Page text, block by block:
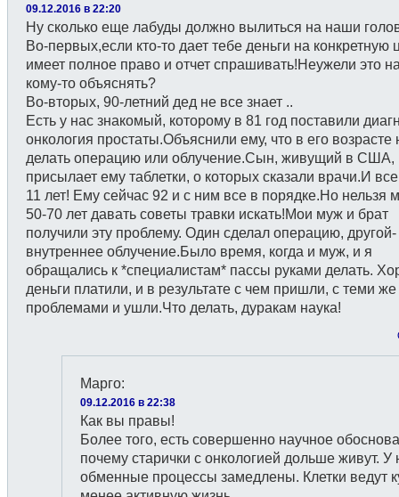
09.12.2016 в 22:20
Ну сколько еще лабуды должно вылиться на наши
Во-первых,если кто-то дает тебе деньги на конкретную
имеет полное право и отчет спрашивать!Неужели это
кому-то объяснять?
Во-вторых, 90-летний дед не все знает ..
Есть у нас знакомый, которому в 81 год поставили
онкология простаты.Объяснили ему, что в его возрасте
делать операцию или облучение.Сын, живущий в США,
присылает ему таблетки, о которых сказали врачи.И
11 лет! Ему сейчас 92 и с ним все в порядке.Но нельзя
50-70 лет давать советы травки искать!Мои муж и брат
получили эту проблему. Один сделал операцию, другой-
внутреннее облучение.Было время, когда и муж, и я
обращались к *специалистам* пассы руками делать.
деньги платили, и в результате с чем пришли, с теми же
проблемами и ушли.Что делать, дуракам наука!
Марго:
09.12.2016 в 22:38
Как вы правы!
Более того, есть совершенно научное
почему старички с онкологией дольше живут. У
обменные процессы замедлены. Клетки ведут